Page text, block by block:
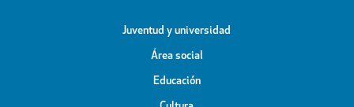
Juventud y universidad
Área social
Educación